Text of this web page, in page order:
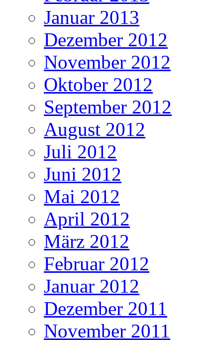
Januar 2013
Dezember 2012
November 2012
Oktober 2012
September 2012
August 2012
Juli 2012
Juni 2012
Mai 2012
April 2012
März 2012
Februar 2012
Januar 2012
Dezember 2011
November 2011